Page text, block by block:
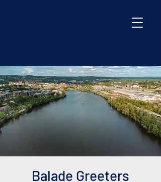
Balade Greeters